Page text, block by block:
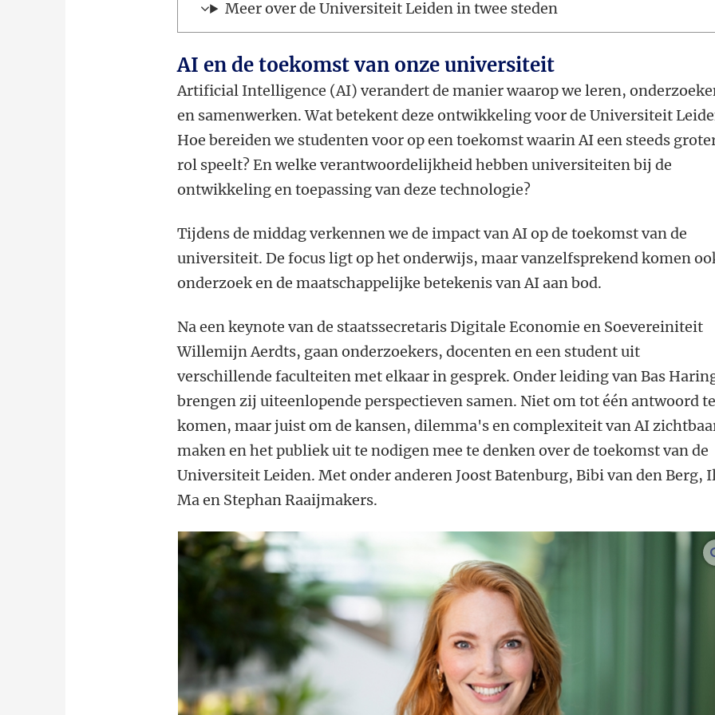
Meer over de Universiteit Leiden in twee steden
AI en de toekomst van onze universiteit
Artificial Intelligence (AI) verandert de manier waarop we leren,
en samenwerken. Wat betekent deze ontwikkeling voor de Universiteit
Hoe bereiden we studenten voor op een toekomst waarin AI een steeds
rol speelt? En welke verantwoordelijkheid hebben universiteiten bij de
ontwikkeling en toepassing van deze technologie?
Tijdens de middag verkennen we de impact van AI op de toekomst van de
universiteit. De focus ligt op het onderwijs, maar vanzelfsprekend komen
onderzoek en de maatschappelijke betekenis van AI aan bod.
Na een keynote van de staatssecretaris Digitale Economie en Soevereiniteit
Willemijn Aerdts, gaan onderzoekers, docenten en een student uit
verschillende faculteiten met elkaar in gesprek. Onder leiding van Bas
brengen zij uiteenlopende perspectieven samen. Niet om tot één antwoord te
komen, maar juist om de kansen, dilemma's en complexiteit van AI
maken en het publiek uit te nodigen mee te denken over de toekomst van de
Universiteit Leiden. Met onder anderen Joost Batenburg, Bibi van den Berg,
Ma en Stephan Raaijmakers.